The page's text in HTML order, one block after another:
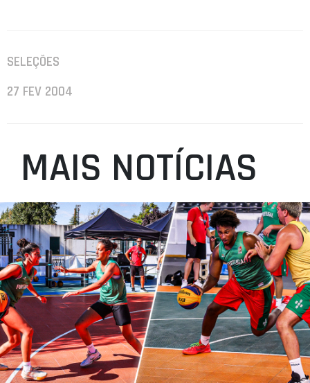
SELEÇÕES
27 FEV 2004
MAIS NOTÍCIAS